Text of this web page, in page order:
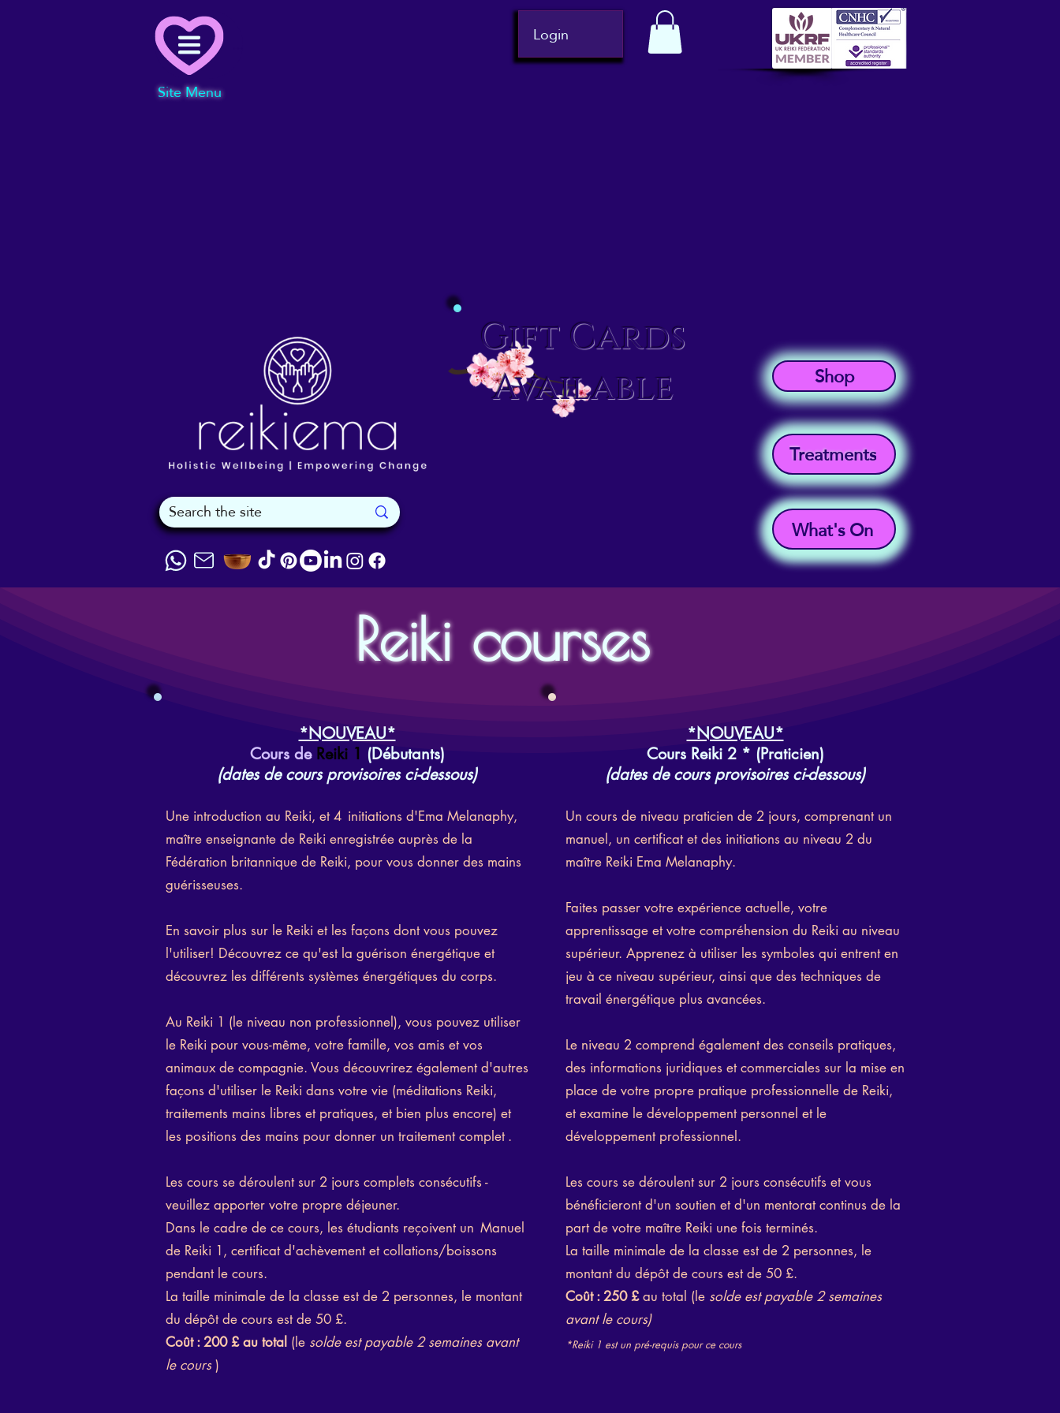
Site Menu
Login
Gift Cards
Available
Shop
Treatments
What's On
Reiki courses
*NOUVEAU*
Cours de Reiki 1 (Débutants)
(dates de cours provisoires ci-dessous)
Une introduction au Reiki, et 4 initiations d'Ema Melanaphy,
maître enseignante de Reiki enregistrée auprès de la
Fédération britannique de Reiki, pour vous donner des mains
guérisseuses.
En savoir plus sur le Reiki et les façons dont vous pouvez
l'utiliser! Découvrez ce qu'est la guérison énergétique et
découvrez les différents systèmes énergétiques du corps.
Au Reiki 1 (le niveau non professionnel), vous pouvez utiliser
le Reiki pour vous-même, votre famille, vos amis et vos
animaux de compagnie. Vous découvrirez également d'autres
façons d'utiliser le Reiki dans votre vie (méditations Reiki,
traitements mains libres et pratiques, et bien plus encore) et
les positions des mains pour donner un traitement complet .
Les cours se déroulent sur 2 jours complets consécutifs -
veuillez apporter votre propre déjeuner.
Dans le cadre de ce cours, les étudiants reçoivent un Manuel
de Reiki 1, certificat d'achèvement et collations/boissons
pendant le cours.
La taille minimale de la classe est de 2 personnes, le montant
du dépôt de cours est de 50 £.
Coût : 200 £ au total (le solde est payable 2 semaines avant
le cours )
*NOUVEAU*
Cours Reiki 2* (Praticien)
(dates de cours provisoires ci-dessous)
Un cours de niveau praticien de 2 jours, comprenant un
manuel, un certificat et des initiations au niveau 2 du
maître Reiki Ema Melanaphy.
Faites passer votre expérience actuelle, votre
apprentissage et votre compréhension du Reiki au niveau
supérieur. Apprenez à utiliser les symboles qui entrent en
jeu à ce niveau supérieur, ainsi que des techniques de
travail énergétique plus avancées.
Le niveau 2 comprend également des conseils pratiques,
des informations juridiques et commerciales sur la mise en
place de votre propre pratique professionnelle de Reiki,
et examine le développement personnel et le
développement professionnel.
Les cours se déroulent sur 2 jours consécutifs et vous
bénéficieront d'un soutien et d'un mentorat continus de la
part de votre maître Reiki une fois terminés.
La taille minimale de la classe est de 2 personnes, le
montant du dépôt de cours est de 50 £.
Coût : 250 £au total (le solde est payable 2 semaines
avant le cours)
*Reiki 1 est un pré-requis pour ce cours